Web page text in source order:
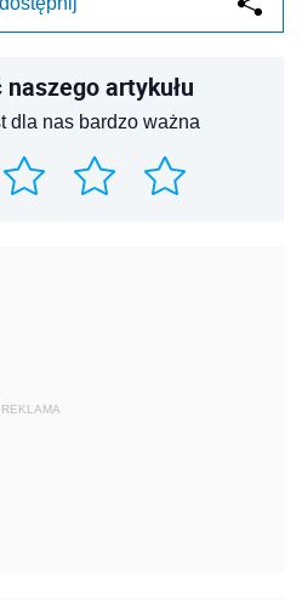
artykułu
dla nas bardzo ważna
REKLAMA